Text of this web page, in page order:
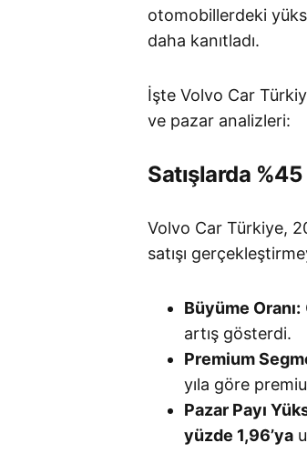
otomobillerdeki
daha kanıtladı.
İşte Volvo Car
ve pazar analizleri:
Satışlarda
Volvo Car Türkiye,
satışı
Büyüme Oranı:
artış gösterdi.
Premium
yıla göre
Pazar Payı
yüzde 1,96’ya